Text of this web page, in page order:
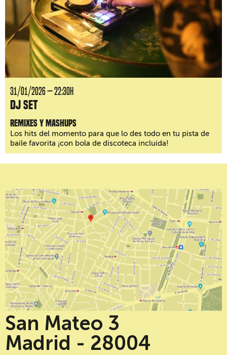
31/01/2026 — 22:30H
DJ Set
Remixes y mashups
Los hits del momento para que lo des todo en tu pista de
baile favorita ¡con bola de discoteca incluida!
San Mateo 3
Madrid - 28004